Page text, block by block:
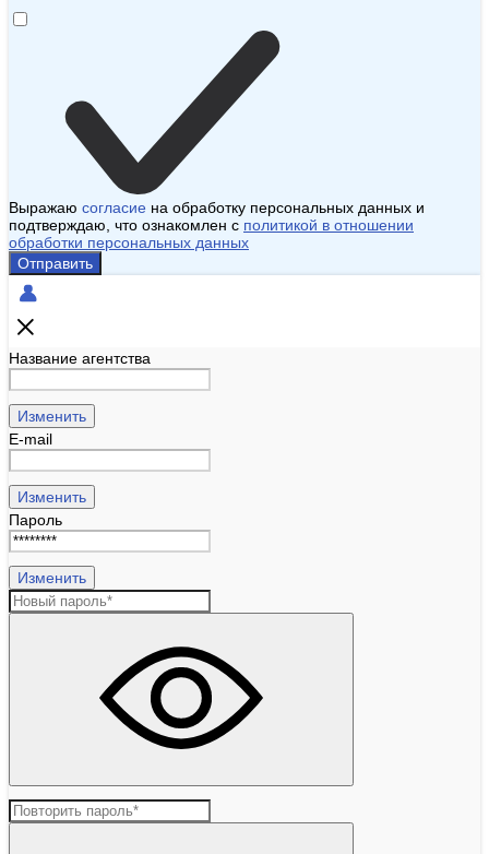
Выражаю согласие на обработку персональных данных и
подтверждаю, что ознакомлен с политикой в отношении
обработки персональных данных
Отправить
Название агентства
Изменить
E-mail
Изменить
Пароль
Изменить